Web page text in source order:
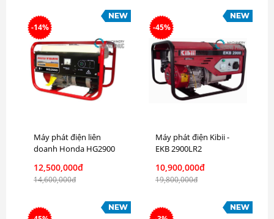
-14%
Máy phát điện liên
doanh Honda HG2900
12,500,000đ
14,600,000đ
-45%
Máy phát điện Kibii -
EKB 2900LR2
10,900,000đ
19,800,000đ